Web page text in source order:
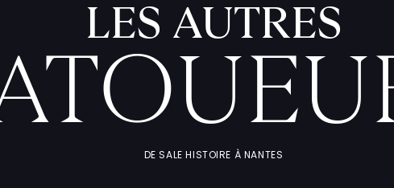
LES AUTRES
DE SALE HISTOIRE À NANTES